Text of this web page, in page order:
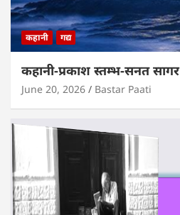
कहानी गद्य
कहानी-प्रकाश स्तम्भ-सनत सागर
June 20, 2026 Bastar Paati